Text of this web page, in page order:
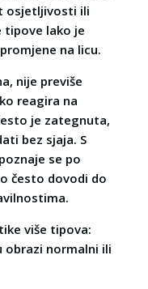
osjetljivosti ili
tipove lako je
na licu.
nije previše
reagira na
je zategnuta,
bez sjaja. S
se po
često dovodi do
više tipova:
obrazi normalni ili